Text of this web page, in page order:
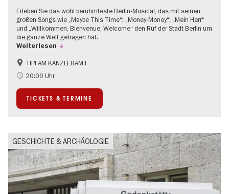
Erleben Sie das wohl berühmteste Berlin-Musical, das mit seinen
großen Songs wie „Maybe This Time“; „Money-Money“; „Mein Herr“
und „Willkommen, Bienvenue, Welcome“ den Ruf der Stadt Berlin um
die ganze Welt getragen hat.
Weiterlesen
1920er Jahre
International
Musikstadt
TIPI AM KANZLERAMT
20:00 Uhr
TICKETS & TERMINE
GESCHICHTE & ARCHÄOLOGIE